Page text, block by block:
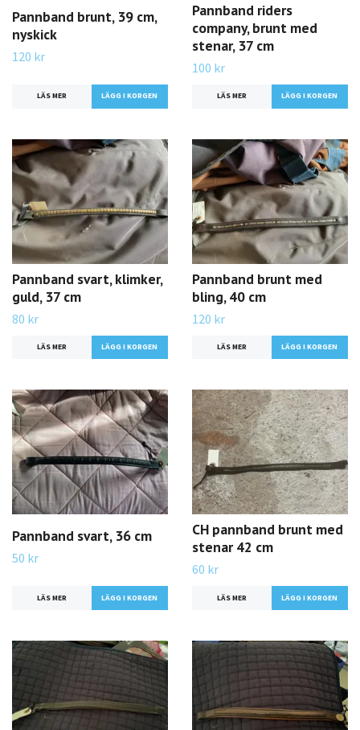
Pannband brunt, 39 cm,
nyskick
120 kr
LÄS MER
Pannband riders
company, brunt med
stenar, 37 cm
100 kr
LÄS MER
Pannband svart, klimker,
guld, 37 cm
80 kr
LÄS MER
Pannband brunt med
bling, 40 cm
120 kr
LÄS MER
Pannband svart, 36 cm
50 kr
LÄS MER
CH pannband brunt med
stenar 42 cm
60 kr
LÄS MER